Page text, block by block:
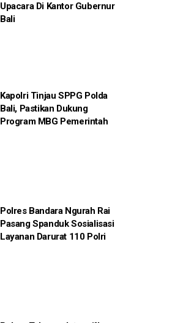
Upacara Di Kantor Gubernur
Bali
Kapolri Tinjau SPPG Polda
Bali, Pastikan Dukung
Program MBG Pemerintah
Polres Bandara Ngurah Rai
Pasang Spanduk Sosialisasi
Layanan Darurat 110 Polri